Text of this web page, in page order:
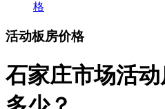
格
活动板房价格
石家庄市场活